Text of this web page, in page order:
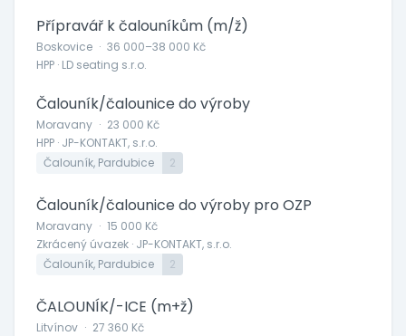
Přípravář k čalouníkům (m/ž)
Boskovice · 36 000–38 000 Kč
HPP · LD seating s.r.o.
Čalouník/čalounice do výroby
Moravany · 23 000 Kč
HPP · JP-KONTAKT, s.r.o.
Čalouník, Pardubice
2
Čalouník/čalounice do výroby pro OZP
Moravany · 15 000 Kč
Zkrácený úvazek · JP-KONTAKT, s.r.o.
Čalouník, Pardubice
2
ČALOUNÍK/-ICE (m+ž)
Litvínov · 27 360 Kč